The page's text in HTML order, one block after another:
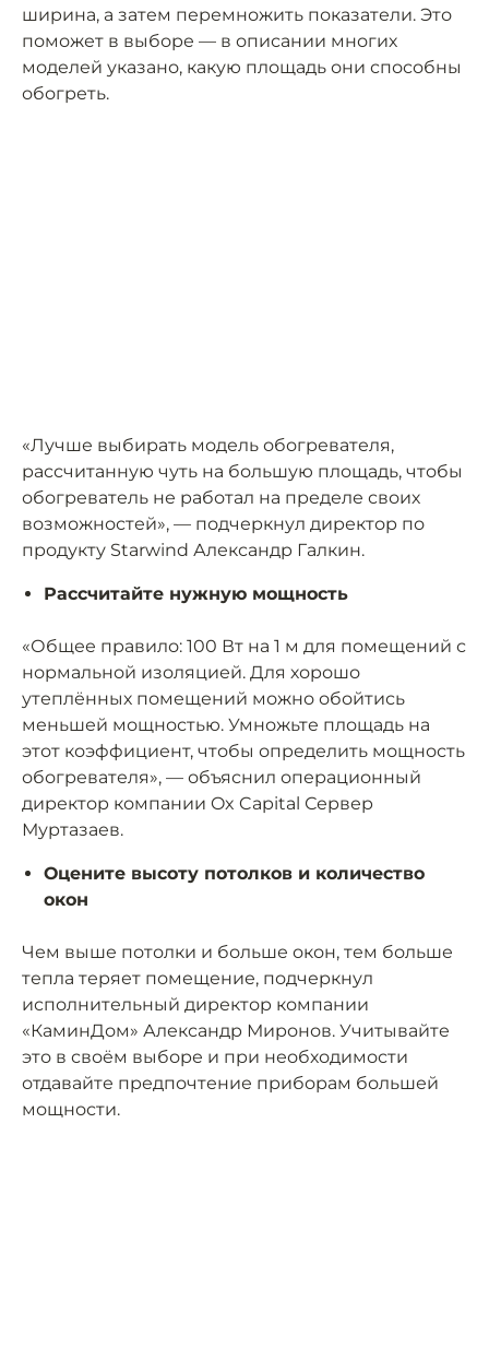
ширина, а затем перемножить показатели. Это
поможет в выборе — в описании многих
моделей указано, какую площадь они способны
обогреть.
«Лучше выбирать модель обогревателя,
рассчитанную чуть на большую площадь, чтобы
обогреватель не работал на пределе своих
возможностей», — подчеркнул директор по
продукту Starwind Александр Галкин.
Рассчитайте нужную мощность
«Общее правило: 100 Вт на 1 м для помещений с
нормальной изоляцией. Для хорошо
утеплённых помещений можно обойтись
меньшей мощностью. Умножьте площадь на
этот коэффициент, чтобы определить мощность
обогревателя», — объяснил операционный
директор компании Ox Capital Сервер
Муртазаев.
Оцените высоту потолков и количество
окон
Чем выше потолки и больше окон, тем больше
тепла теряет помещение, подчеркнул
исполнительный директор компании
«КаминДом» Александр Миронов. Учитывайте
это в своём выборе и при необходимости
отдавайте предпочтение приборам большей
мощности.